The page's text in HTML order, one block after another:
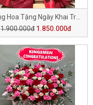
1.900.000đ 1.850.000đ